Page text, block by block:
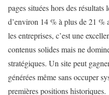
pages situées hors des résultats
d’environ 14 % à plus de 21 %
les entreprises, c’est une
contenus solides mais ne
stratégiques. Un site peut
générées même sans occuper
premières positions historiques.